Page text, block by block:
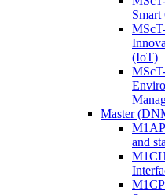
(IoT)
Master
and